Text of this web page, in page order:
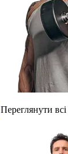
Переглянути